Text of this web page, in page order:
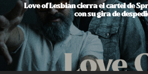
Love of Lesbian cierra el cartel de
con su gira de